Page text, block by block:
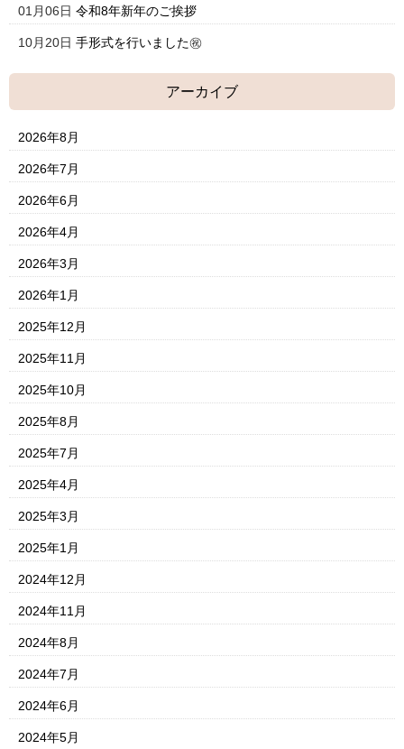
01月06日 令和8年新年のご挨拶
10月20日 手形式を行いました㊗
アーカイブ
2026年8月
2026年7月
2026年6月
2026年4月
2026年3月
2026年1月
2025年12月
2025年11月
2025年10月
2025年8月
2025年7月
2025年4月
2025年3月
2025年1月
2024年12月
2024年11月
2024年8月
2024年7月
2024年6月
2024年5月